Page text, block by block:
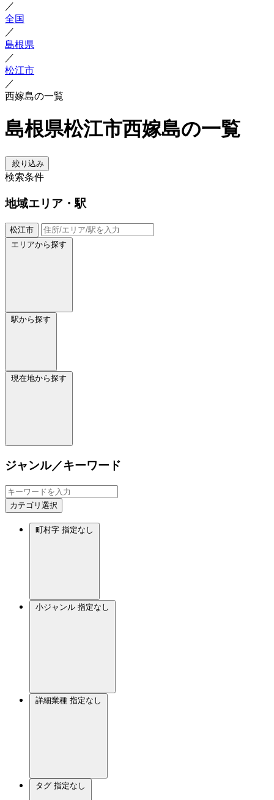
／
全国
／
島根県
／
松江市
／
西嫁島の一覧
島根県松江市西嫁島の一覧
絞り込み
検索条件
地域エリア・駅
松江市
エリアから探す
駅から探す
現在地から探す
ジャンル／キーワード
カテゴリ選択
町村字 指定なし
小ジャンル 指定なし
詳細業種 指定なし
タグ 指定なし